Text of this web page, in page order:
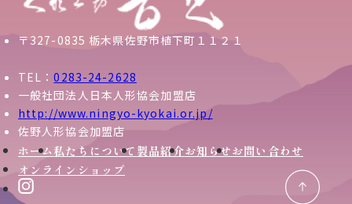
〒327-0835 栃木県佐野市植下町１１２１
TEL：0283-24-2628
一般社団法人日本人形協会加盟店
http://www.ningyo-kyokai.or.jp/
佐野人形協会加盟店
ホーム私たちについて 製品紹介お知らせお問い合わせ
オンラインショップ